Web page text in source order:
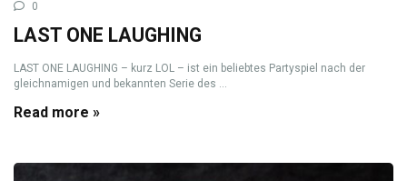
0
LAST ONE LAUGHING
LAST ONE LAUGHING – kurz LOL – ist ein beliebtes Partyspiel nach der
gleichnamigen und bekannten Serie des ...
Read more »